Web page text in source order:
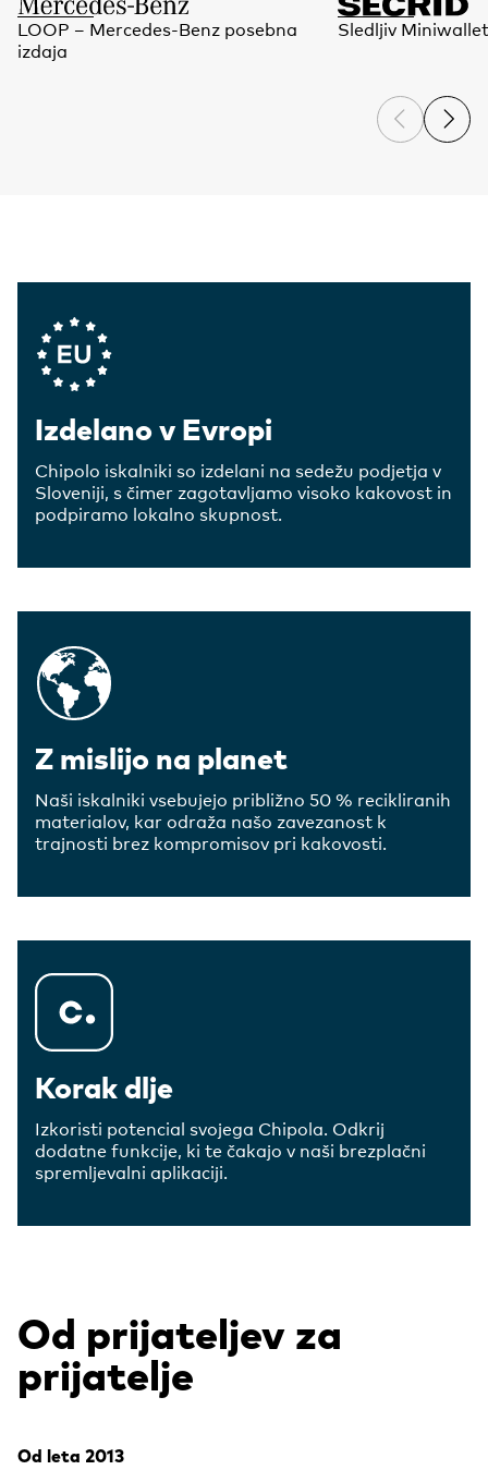
LOOP – Mercedes-Benz posebna
izdaja
Sledljiv Miniwallet
Company Values
Izdelano v Evropi
Chipolo iskalniki so izdelani na sedežu podjetja v
Sloveniji, s čimer zagotavljamo visoko kakovost in
podpiramo lokalno skupnost.
Z mislijo na planet
Naši iskalniki vsebujejo približno 50 % recikliranih
materialov, kar odraža našo zavezanost k
trajnosti brez kompromisov pri kakovosti.
Korak dlje
Izkoristi potencial svojega Chipola. Odkrij
dodatne funkcije, ki te čakajo v naši brezplačni
spremljevalni aplikaciji.
Od prijateljev za
prijatelje
Od leta 2013